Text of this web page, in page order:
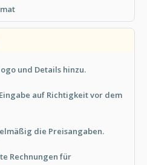
und Details hinzu.
auf Richtigkeit vor dem
die Preisangaben.
Rechnungen für